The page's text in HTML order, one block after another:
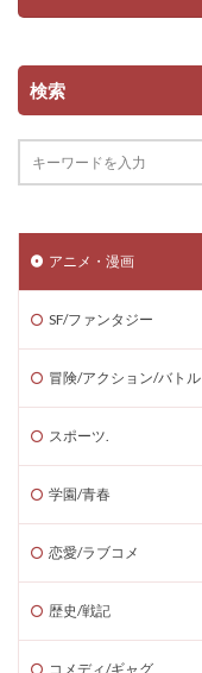
検索
アニメ・漫画
SF/ファンタジー
冒険/アクション/バトル
スポーツ.
学園/青春
恋愛/ラブコメ
歴史/戦記
コメディ/ギャグ